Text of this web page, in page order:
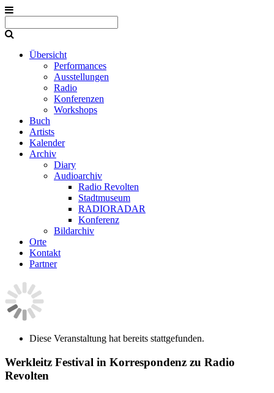
Übersicht
Performances
Ausstellungen
Radio
Konferenzen
Workshops
Buch
Artists
Kalender
Archiv
Diary
Audioarchiv
Radio Revolten
Stadtmuseum
RADIORADAR
Konferenz
Bildarchiv
Orte
Kontakt
Partner
Diese Veranstaltung hat bereits stattgefunden.
Werkleitz Festival in Korrespondenz zu Radio
Revolten